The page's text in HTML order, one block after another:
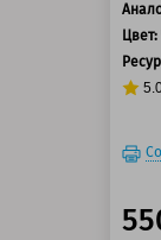
Цвет: